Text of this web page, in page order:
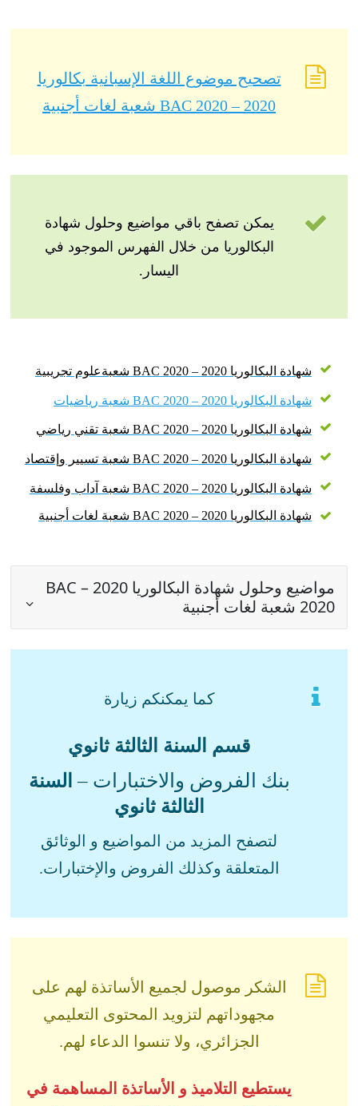
تصحيح موضوع اللغة الإسبانية بكالوريا
2020 – BAC 2020 شعبة لغات أجنبية
يمكن تصفح باقي مواضيع وحلول شهادة
البكالوريا من خلال الفهرس الموجود في
اليسار.
شهادة البكالوريا 2020 – BAC 2020 شعبةعلوم تجريبية
شهادة البكالوريا 2020 – BAC 2020 شعبة رياضيات
شهادة البكالوريا 2020 – BAC 2020 شعبة تقني رياضي
شهادة البكالوريا 2020 – BAC 2020 شعبة تسيير وإقتصاد
شهادة البكالوريا 2020 – BAC 2020 شعبة آداب وفلسفة
شهادة البكالوريا 2020 – BAC 2020 شعبة لغات أجنبية
مواضيع وحلول شهادة البكالوريا 2020 – BAC
2020 شعبة لغات أجنبية
كما يمكنكم زيارة
قسم السنة الثالثة ثانوي
بنك الفروض والاختبارات – السنة
الثالثة ثانوي
لتصفح المزيد من المواضيع و الوثائق
المتعلقة وكذلك الفروض والإختبارات.
الشكر موصول لجميع الأساتذة لهم على
مجهوداتهم لتزويد المحتوى التعليمي
الجزائري، ولا تنسوا الدعاء لهم.
يستطيع التلاميذ و الأساتذة المساهمة في